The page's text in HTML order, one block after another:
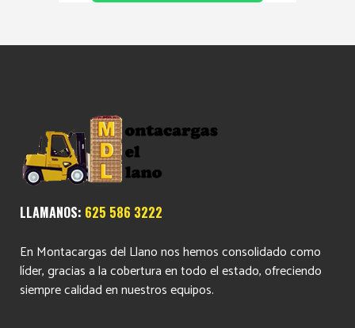
LLAMANOS: 625 586 3222
En Montacargas del Llano nos hemos consolidado como
líder, gracias a la cobertura en todo el estado, ofreciendo
siempre calidad en nuestros equipos.